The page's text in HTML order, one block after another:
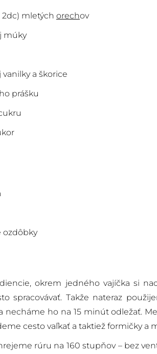
2dc) mletých orechov
múky
a škorice
prášku
ozdôbky
okrem jedného vajíčka si
spracovávať. Takže nateraz
necháme ho na 15 minút odležať.
cesto vaľkať a taktiež formičky a
rúru na 160 stupňov – bez